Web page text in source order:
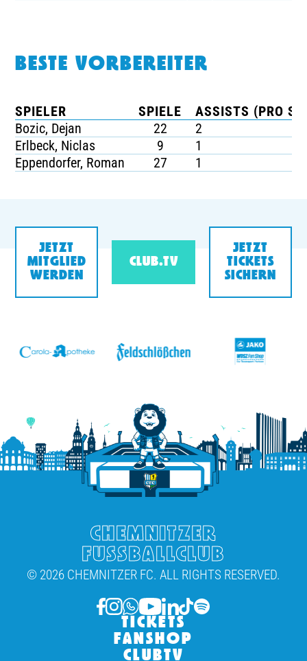
BESTE VORBEREITER
SPIELER SPIELE
ASSISTS (PRO
Bozic, Dejan
22
2
Erlbeck, Niclas
9
1
Eppendorfer, Roman
27 1
JETZT
MITGLIED
WERDEN
CLUB.TV
JETZT
TICKETS
SICHERN
CHEMNITZER
FUSSBALLCLUB
© 2026 CHEMNITZER FC. ALL RIGHTS RESERVED.
TICKETS
FANSHOP
CLUBTV